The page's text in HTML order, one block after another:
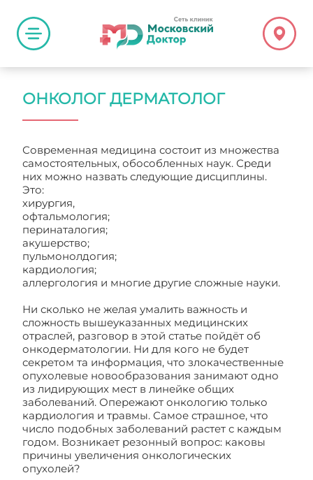
ОНКОЛОГ ДЕРМАТОЛОГ
Современная медицина состоит из множества
самостоятельных, обособленных наук. Среди
них можно назвать следующие дисциплины.
Это:
хирургия,
офтальмология;
перинаталогия;
акушерство;
пульмонолдогия;
кардиология;
аллергология и многие другие сложные науки.
Ни сколько не желая умалить важность и
сложность вышеуказанных медицинских
отраслей, разговор в этой статье пойдёт об
онкодерматологии. Ни для кого не будет
секретом та информация, что злокачественные
опухолевые новообразования занимают одно
из лидирующих мест в линейке общих
заболеваний. Опережают онкологию только
кардиология и травмы. Самое страшное, что
число подобных заболеваний растет с каждым
годом. Возникает резонный вопрос: каковы
причины увеличения онкологических
опухолей?